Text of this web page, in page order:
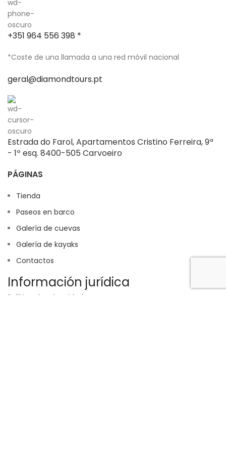
+351 964 556 398 *
*Coste de una llamada a una red móvil nacional
geral@diamondtours.pt
Estrada do Farol, Apartamentos Cristino Ferreira, 9ª
- 1º esq. 8400-505 Carvoeiro
PÁGINAS
Tienda
Paseos en barco
Galería de cuevas
Galería de kayaks
Contactos
Información jurídica
Política de privacidad